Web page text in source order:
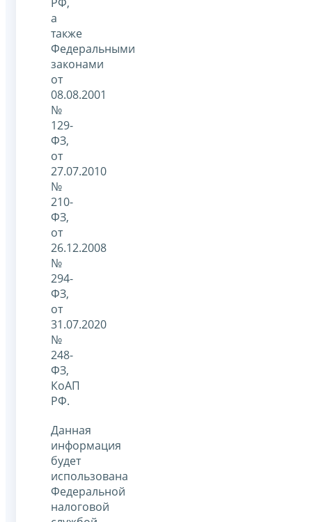
а
также
Федеральными
законами
от
08.08.2001
№
129-
ФЗ,
от
27.07.2010
№
210-
ФЗ,
от
26.12.2008
№
294-
ФЗ,
от
31.07.2020
№
248-
ФЗ,
КоАП
РФ.
Данная
информация
будет
использована
Федеральной
налоговой